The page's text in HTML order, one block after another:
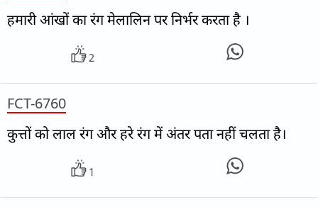
हमारी आंखों का रंग मेलालिन पर निर्भर करता है ।
2
FCT-6760
कुत्तों को लाल रंग और हरे रंग में अंतर पता नहीं चलता है।
1